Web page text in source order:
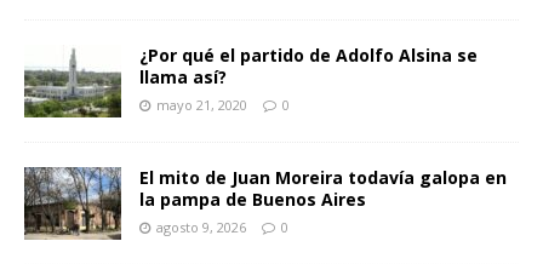
¿Por qué el partido de Adolfo Alsina se
llama así?
mayo 21, 2020 0
El mito de Juan Moreira todavía galopa en
la pampa de Buenos Aires
agosto 9, 2026 0